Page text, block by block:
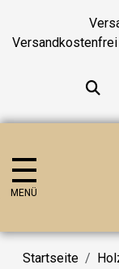
MENÜ
Startseite